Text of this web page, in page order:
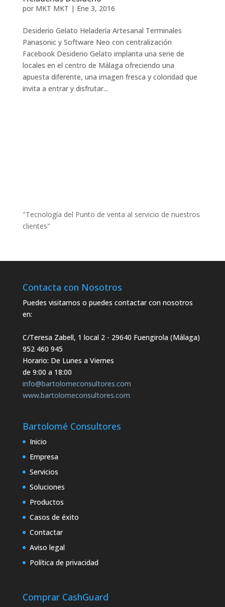
por MKT MKT | Ene 3, 2016
Desiderio Gelato Heladería Artesanal Terminales
Panasonic y Software Neo con centralización
Facebook Desiderio Gelato implanta una serie de
locales en el centro de Málaga ofreciendo una
apuesta diferente, una imagen fresca y coloridad que
invita a entrar y disfrutar...
"Tecnología del Punto de venta al servicio de nuestros
clientes"
Contacta con Nosotros
Puedes visitarnos o puedes contactar con nosotros
en:
C/Teresa Zabell, 1 local 2- 29640 Fuengirola (Málaga)
952 460 945
Horario: De Lunes a Viernes
de 9:00 a 18:00
info@bartolomeconsultores.com
www.bartolomeconsultores.com
Bartolomé Consultores
Inicio
Empresa
Servicios
Soluciones
Productos
Casos de éxito
Contactar
Aviso legal
Política de privacidad
Comprar CashGuard